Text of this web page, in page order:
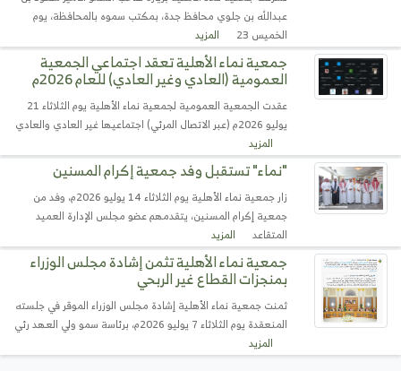
عبدالله بن جلوي محافظ جدة، بمكتب سموه بالمحافظة، يوم
الخميس 23
المزيد
جمعية نماء الأهلية تعقد اجتماعي الجمعية
العمومية (العادي وغير العادي) للعام 2026م
عقدت الجمعية العمومية لجمعية نماء الأهلية يوم الثلاثاء 21
يوليو 2026م (عبر الاتصال المرئي) اجتماعيها غير العادي والعادي
المزيد
"نماء" تستقبل وفد جمعية إكرام المسنين
زار جمعية نماء الأهلية يوم الثلاثاء 14 يوليو 2026م، وفد من
جمعية إكرام المسنين، يتقدمهم عضو مجلس الإدارة العميد
المتقاعد
المزيد
جمعية نماء الأهلية تثمن إشادة مجلس الوزراء
بمنجزات القطاع غير الربحي
ثمنت جمعية نماء الأهلية إشادة مجلس الوزراء الموقر في جلسته
المنعقدة يوم الثلاثاء 7 يوليو 2026م، برئاسة سمو ولي العهد رئي
المزيد